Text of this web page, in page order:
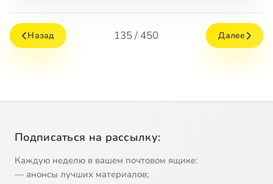
Назад 135 / 450 Далее
Подписаться на рассылку:
Каждую неделю в вашем почтовом ящике:
— анонсы лучших материалов;